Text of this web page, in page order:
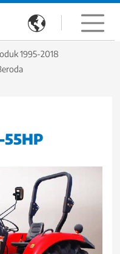

1995-2018